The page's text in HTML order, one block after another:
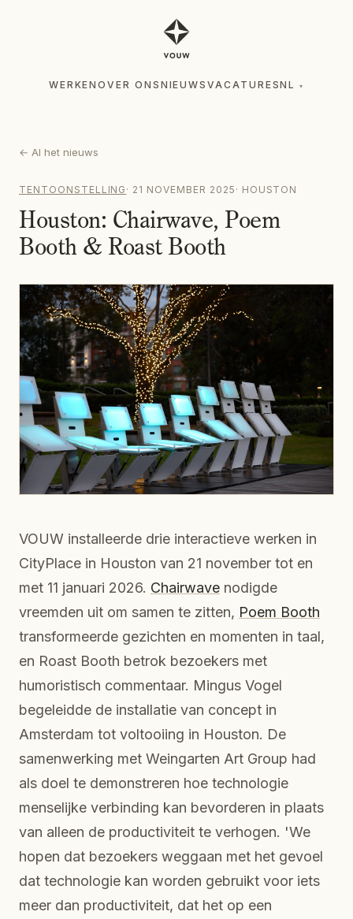
WERKENOVER ONS NIEUWSVACATURESNL ▾
← Al het nieuws
TENTOONSTELLING · 21 NOVEMBER 2025 · HOUSTON
Houston: Chairwave, Poem
Booth & Roast Booth
VOUW installeerde drie interactieve werken in
CityPlace in Houston van 21 november tot en
met 11 januari 2026. Chairwave nodigde
vreemden uit om samen te zitten, Poem Booth
transformeerde gezichten en momenten in taal,
en Roast Booth betrok bezoekers met
humoristisch commentaar. Mingus Vogel
begeleidde de installatie van concept in
Amsterdam tot voltooiing in Houston. De
samenwerking met Weingarten Art Group had
als doel te demonstreren hoe technologie
menselijke verbinding kan bevorderen in plaats
van alleen de productiviteit te verhogen. 'We
hopen dat bezoekers weggaan met het gevoel
dat technologie kan worden gebruikt voor iets
meer dan productiviteit, dat het op een